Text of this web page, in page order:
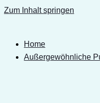
Zum Inhalt springen
Home
Außergewöhnliche